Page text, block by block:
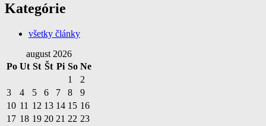
Kategórie
všetky články
august 2026
Po Ut St Št Pi So Ne
1
2
3
4 5 6 7 8
9
10 11 12 13 14 15 16
17 18 19 20 21 22 23